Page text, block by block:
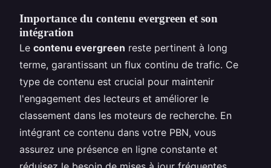
Importance du contenu evergreen et son
intégration
Le contenu evergreen reste pertinent à long
terme, garantissant un flux continu de trafic. Ce
type de contenu est crucial pour maintenir
l'engagement des lecteurs et améliorer le
classement dans les moteurs de recherche. En
intégrant ce contenu dans votre PBN, vous
assurez une présence en ligne constante et